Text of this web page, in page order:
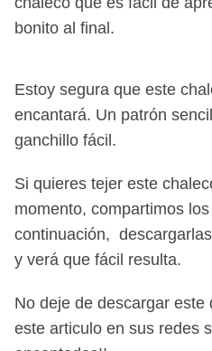
bonito al final.
Estoy segura que este
encantará. Un patrón
ganchillo fácil.
Si quieres tejer este
momento, compartimos
continuación,
y verá que fácil resulta.
No deje de descargar
este articulo en sus redes